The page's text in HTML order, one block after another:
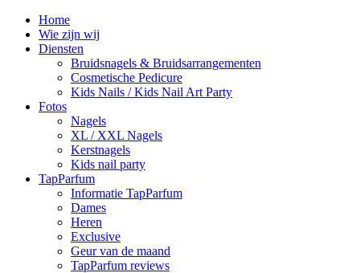
Home
Wie zijn wij
Diensten
Bruidsnagels & Bruidsarrangementen
Cosmetische Pedicure
Kids Nails / Kids Nail Art Party
Fotos
Nagels
XL / XXL Nagels
Kerstnagels
Kids nail party
TapParfum
Informatie TapParfum
Dames
Heren
Exclusive
Geur van de maand
TapParfum reviews